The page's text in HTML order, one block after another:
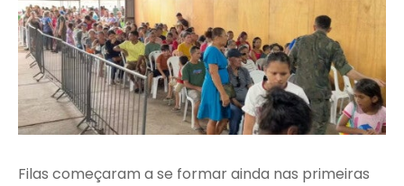
Filas começaram a se formar ainda nas primeiras